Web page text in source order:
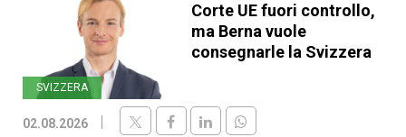
SVIZZERA
Corte UE fuori controllo,
ma Berna vuole
consegnarle la Svizzera
02.08.2026